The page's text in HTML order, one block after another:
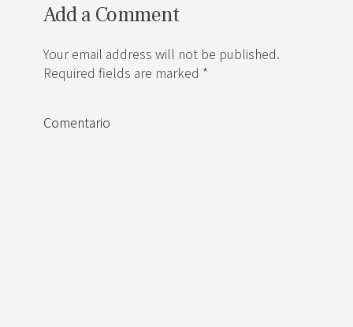
Add a Comment
Your email address will not be published.
Required fields are marked *
Comentario